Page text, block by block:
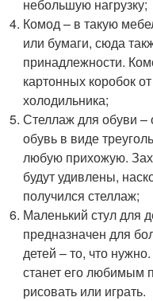
небольшую нагрузку;
Комод – в такую
или бумаги, сюда
принадлежности.
картонных коробок
холодильника;
Стеллаж для обуви –
обувь в виде
любую прихожую.
будут удивлены,
получился стеллаж;
Маленький стул для
предназначен для
детей – то, что
станет его любимым
рисовать или играть.